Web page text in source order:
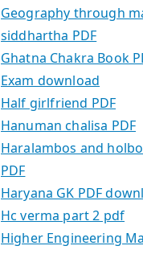
Geography through
siddhartha PDF
Ghatna Chakra Book
Exam download
Half girlfriend PDF
Hanuman chalisa PDF
Haralambos and
PDF
Haryana GK PDF
Hc verma part 2 pdf
Higher Engineering